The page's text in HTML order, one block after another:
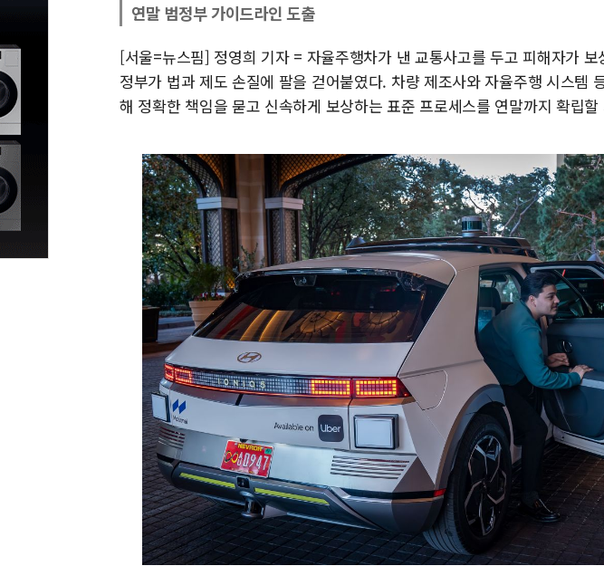
연말 범정부 가이드라인 도출
[서울=뉴스핌] 정영희 기자 = 자율주행차가 낸 교통사고를 두고 피해자가
정부가 법과 제도 손질에 팔을 걷어붙였다. 차량 제조사와 자율주행 시스템
해 정확한 책임을 묻고 신속하게 보상하는 표준 프로세스를 연말까지 확립할